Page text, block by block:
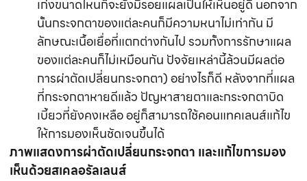
เก่งขนาดไหนก็จะยังมีรอยแผลเป็นให้เห็นอยู่ดี นอกจาก
นั้นกระจกตาของแต่ละคนก็มีความหนาไม่เท่ากัน มี
ลักษณะเนื้อเยื่อที่แตกต่างกันไป รวมทั้งการรักษาแผล
ของแต่ละคนก็ไม่เหมือนกัน ปัจจัยเหล่านี้ล้วนมีผลต่อ
การผ่าตัดเปลี่ยนกระจกตา) อย่างไรก็ดี หลังจากที่แผล
ที่กระจกตาหายดีแล้ว ปัญหาสายตาและกระจกตาบิด
เบี้ยวที่ยังคงเหลือ อยู่ก็สามารถใช้คอนแทคเลนส์แก้ไข
ให้การมองเห็นชัดเจนขึ้นได้
ภาพแสดงการผ่าตัดเปลี่ยนกระจกตา และแก้ไขการมอง
เห็นด้วยสเคลอรัลเลนส์